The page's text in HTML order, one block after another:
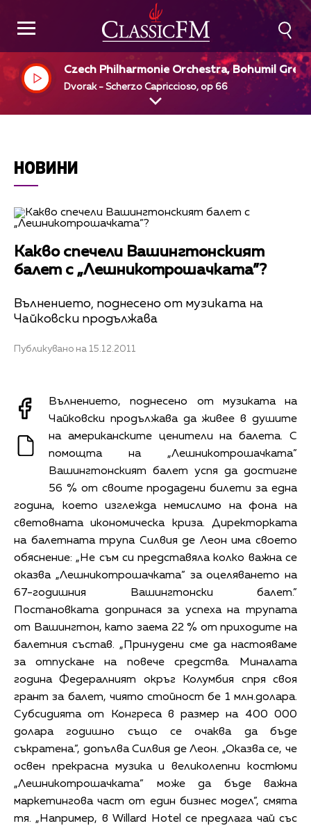
Czech Philharmonie Orchestra, Bohumil
dir
Dvorak - Scherzo Capriccioso, op 66
НОВИНИ
Какво спечели Вашингтонският
балет с „Лешникотрошачката”?
Вълнението, поднесено от музиката на
Чайковски продължава
Публикувано на 15.12.2011
Вълнението, поднесено от музиката на
Чайковски продължава да живее в душите
на американските ценители на балета. С
помощта на „Лешникотрошачката”
Вашингтонският балет успя да достигне
56 % от своите продадени билети за една
година, което изглежда немислимо на фона на
световната икономическа криза. Директорката
на балетната трупа Силвия де Леон има своето
обяснение: „Не съм си представяла колко важна се
оказва „Лешникотрошачката” за оцеляването на
67-годишния Вашингтонски балет.”
Постановката допринася за успеха на трупата
от Вашингтон, като заема 22 % от приходите на
балетния състав. „Принудени сме да настояваме
за отпускане на повече средства. Миналата
година Федералният окръг Колумбия спря своя
грант за балет, чиято стойност бе 1 млн.долара.
Субсидията от Конгреса в размер на 400 000
долара годишно също се очаква да бъде
съкратена.”, допълва Силвия де Леон. „Оказва се, че
освен прекрасна музика и великолепни костюми
„Лешникотрошачката” може да бъде важна
маркетингова част от един бизнес модел”, смята
тя. „Например, в Willard Hotel се предлага чай със